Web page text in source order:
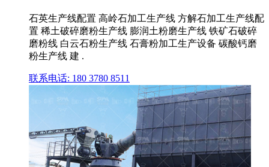
石英生产线配置 高岭石加工生产线 方解石加工生产线配
置 稀土破碎磨粉生产线 膨润土粉磨生产线 铁矿石破碎
磨粉线 白云石粉生产线 石膏粉加工生产设备 碳酸钙磨
粉生产线 建 .
联系电话: 180 3780 8511